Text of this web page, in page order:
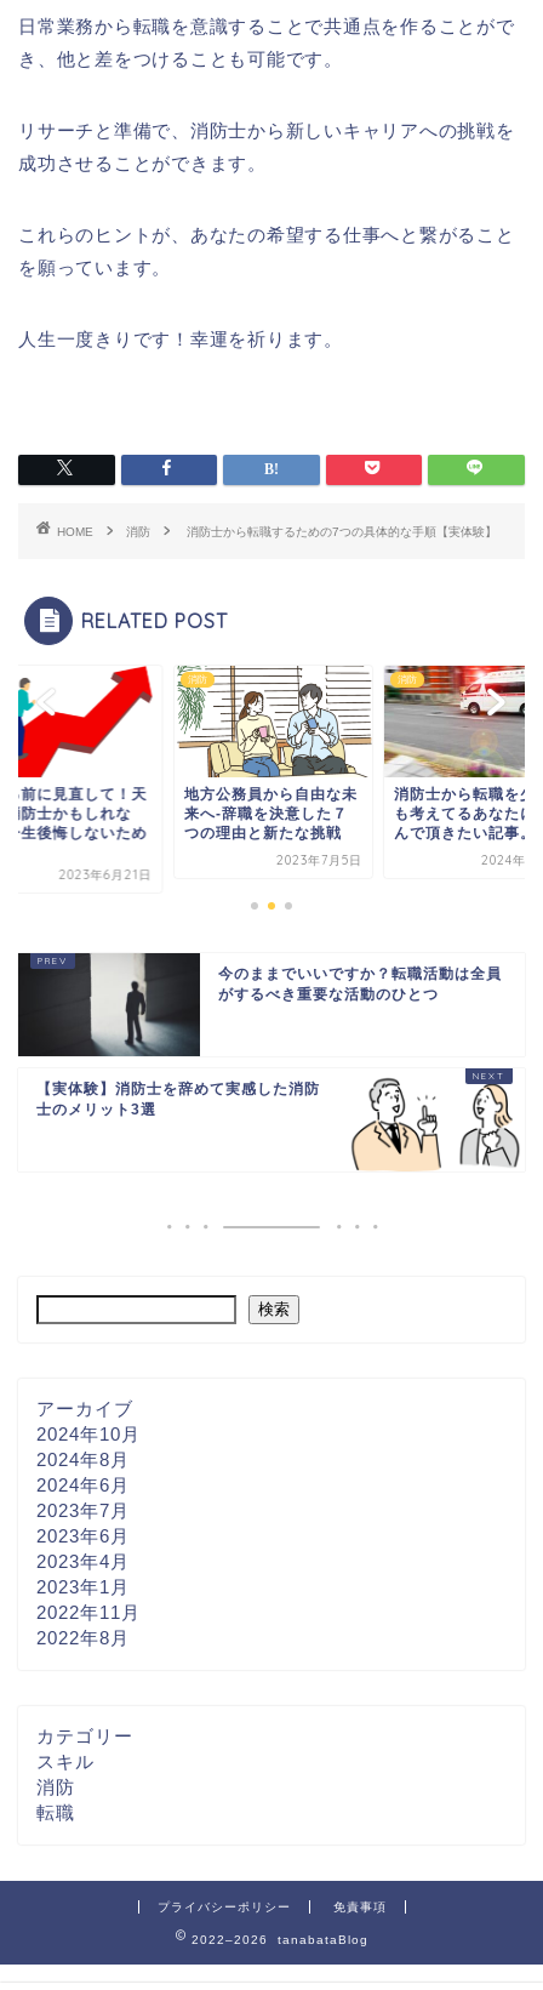
日常業務から転職を意識することで共通点を作ることがで
き、他と差をつけることも可能です。
リサーチと準備で、消防士から新しいキャリアへの挑戦を
成功させることができます。
これらのヒントが、あなたの希望する仕事へと繋がること
を願っています。
人生一度きりです！幸運を祈ります。
HOME 消防 消防士から転職するための7つの具体的な手順【実体験】
RELATED POST
る前に見直して！天
消防士かもしれな
一生後悔しないため
2023年6月21日
消防
地方公務員から自由な未
来へ-辞職を決意した７
つの理由と新たな挑戦
2023年7月5日
消防
消防士から転職を少
も考えてるあなたに
んで頂きたい記事。
2024年6
今のままでいいですか？転職活動は全員
がするべき重要な活動のひとつ
【実体験】消防士を辞めて実感した消防
士のメリット3選
検索
アーカイブ
2024年10月
2024年8月
2024年6月
2023年7月
2023年6月
2023年4月
2023年1月
2022年11月
2022年8月
カテゴリー
スキル
消防
転職
プライバシーポリシー 免責事項
2022–2026 tanabataBlog